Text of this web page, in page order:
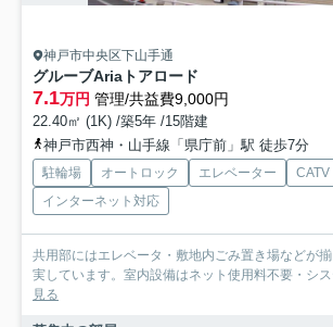
神戸市中央区下山手通
グルーブAriaトアロード
7.1万円 管理/共益費9,000円
22.40㎡ (1K) /築5年 /15階建
神戸市西神・山手線「県庁前」駅 徒歩7分
駐輪場 オートロック エレベーター CATV
インターネット対応
共用部にはエレベータ・敷地内ごみ置き場などが
実しています。室内設備はネット使用料不要・シ
見る